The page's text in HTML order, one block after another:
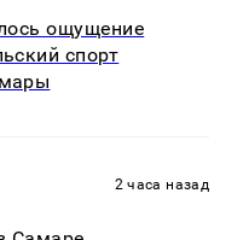
ощущение
спорт
2 часа назад